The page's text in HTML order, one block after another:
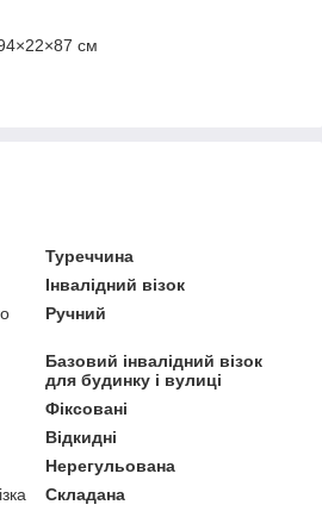
см
Туреччина
Інвалідний візок
Ручний
Базовий інвалідний візок
для будинку і вулиці
Фіксовані
Відкидні
Нерегульована
Складана